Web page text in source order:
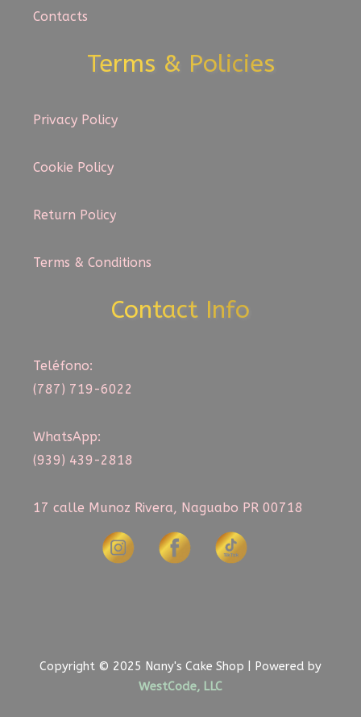
Contacts
Terms & Policies
Privacy Policy
Cookie Policy
Return Policy
Terms & Conditions
Contact Info
Teléfono:
(787) 719-6022
WhatsApp:
(939) 439-2818
17 calle Munoz Rivera, Naguabo PR 00718
Copyright © 2025 Nany's Cake Shop | Powered by
WestCode, LLC